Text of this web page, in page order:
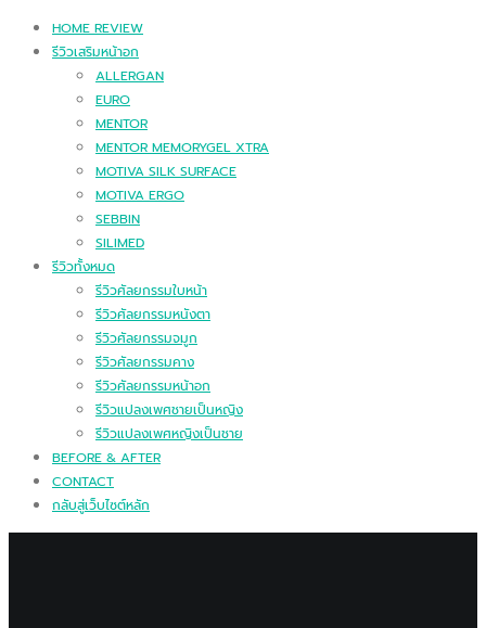
HOME REVIEW
รีวิวเสริมหน้าอก
ALLERGAN
EURO
MENTOR
MENTOR MEMORYGEL XTRA
MOTIVA SILK SURFACE
MOTIVA ERGO
SEBBIN
SILIMED
รีวิวทั้งหมด
รีวิวศัลยกรรมใบหน้า
รีวิวศัลยกรรมหนังตา
รีวิวศัลยกรรมจมูก
รีวิวศัลยกรรมคาง
รีวิวศัลยกรรมหน้าอก
รีวิวแปลงเพศชายเป็นหญิง
รีวิวแปลงเพศหญิงเป็นชาย
BEFORE & AFTER
CONTACT
กลับสู่เว็บไซต์หลัก